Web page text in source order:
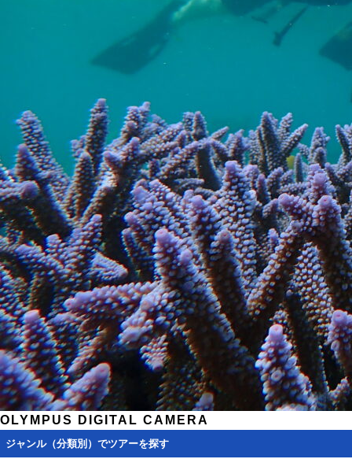
OLYMPUS DIGITAL CAMERA
ジャンル（分類別）でツアーを探す